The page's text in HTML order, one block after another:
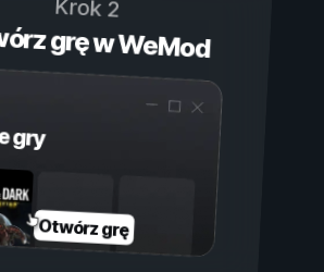
Krok 2
grę w WeMod
gry
Otwórz grę